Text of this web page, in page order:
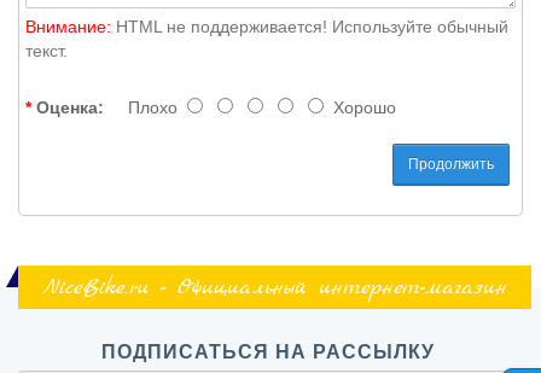
Внимание: HTML не поддерживается! Используйте обычный
текст.
Оценка: Плохо Хорошо
Продолжить
NiceBike.ru - Официальный интернет-магазин
ПОДПИСАТЬСЯ НА РАССЫЛКУ